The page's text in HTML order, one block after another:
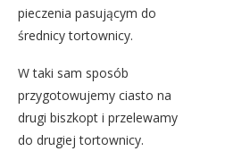
pieczenia pasującym do
średnicy tortownicy.
W taki sam sposób
przygotowujemy ciasto na
drugi biszkopt i przelewamy
do drugiej tortownicy.